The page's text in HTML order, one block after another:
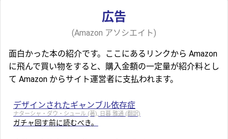
広告
(Amazon アソシエイト)
面白かった本の紹介です。ここにあるリンクから Amazon
に飛んで買い物をすると、購入金額の一定量が紹介料とし
て Amazon からサイト運営者に支払われます。
デザインされたギャンブル依存症
ナターシャ・ダウ・シュール (著), 日暮 雅通 (翻訳)
ガチャ回す前に読むべき。